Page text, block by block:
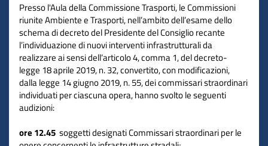
Presso l'Aula della Commissione Trasporti, le Commissioni
riunite Ambiente e Trasporti, nell’ambito dell’esame dello
schema di decreto del Presidente del Consiglio recante
l’individuazione di nuovi interventi infrastrutturali da
realizzare ai sensi dell’articolo 4, comma 1, del decreto-
legge 18 aprile 2019, n. 32, convertito, con modificazioni,
dalla legge 14 giugno 2019, n. 55, dei commissari straordinari
individuati per ciascuna opera, hanno svolto le seguenti
audizioni:
ore 12.45 soggetti designati Commissari straordinari per le